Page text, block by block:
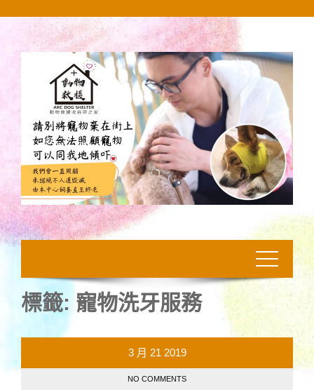
標籤: 寵物洗牙服務
3 月 21 2019
NO COMMENTS